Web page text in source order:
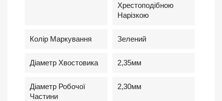
Хрестоподібною
Нарізкою
Колір Маркування Зелений
Діаметр Хвостовика 2,35мм
Діаметр Робочої
Частини
2,30мм